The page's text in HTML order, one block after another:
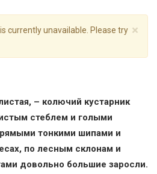
×
currently unavailable. Please try
– колючий кустарник
стеблем и голыми
тонкими шипами и
по лесным склонам и
довольно большие заросли.